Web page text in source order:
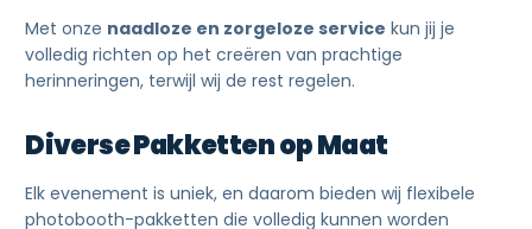
Met onze naadloze en zorgeloze service kun jij je
volledig richten op het creëren van prachtige
herinneringen, terwijl wij de rest regelen.
Diverse Pakketten op Maat
Elk evenement is uniek, en daarom bieden wij flexibele
photobooth-pakketten die volledig kunnen worden